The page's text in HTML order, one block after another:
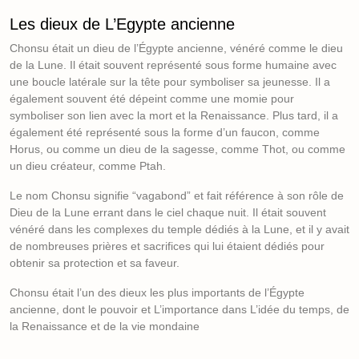
Les dieux de L’Egypte ancienne
Chonsu était un dieu de l’Égypte ancienne, vénéré comme le dieu
de la Lune. Il était souvent représenté sous forme humaine avec
une boucle latérale sur la tête pour symboliser sa jeunesse. Il a
également souvent été dépeint comme une momie pour
symboliser son lien avec la mort et la Renaissance. Plus tard, il a
également été représenté sous la forme d’un faucon, comme
Horus, ou comme un dieu de la sagesse, comme Thot, ou comme
un dieu créateur, comme Ptah.
Le nom Chonsu signifie “vagabond” et fait référence à son rôle de
Dieu de la Lune errant dans le ciel chaque nuit. Il était souvent
vénéré dans les complexes du temple dédiés à la Lune, et il y avait
de nombreuses prières et sacrifices qui lui étaient dédiés pour
obtenir sa protection et sa faveur.
Chonsu était l’un des dieux les plus importants de l’Égypte
ancienne, dont le pouvoir et L’importance dans L’idée du temps, de
la Renaissance et de la vie mondaine